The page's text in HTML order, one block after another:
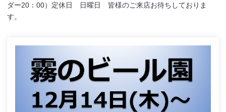
ダー20：00）定休日 日曜日 皆様のご来店お待ちしておりま
す。